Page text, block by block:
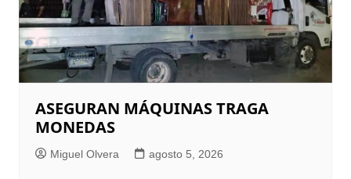
ASEGURAN MÁQUINAS TRAGA
MONEDAS
Miguel Olvera agosto 5, 2026